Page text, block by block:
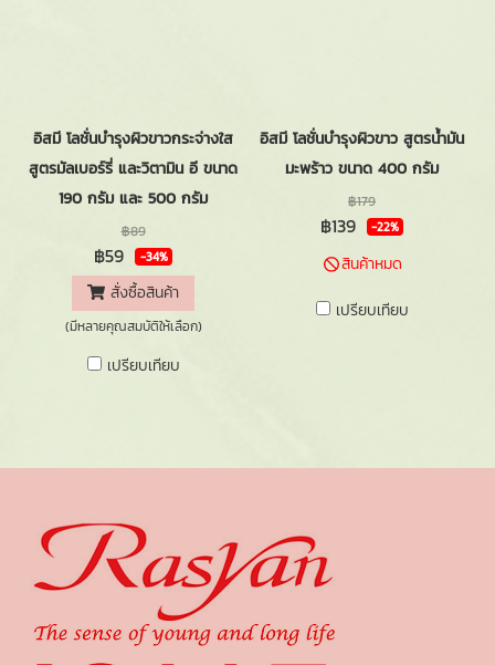
อิสมี โลชั่นบำรุงผิวขาวกระจ่างใส
สูตรมัลเบอร์รี่ และวิตามิน อี ขนาด
190 กรัม และ 500 กรัม
฿89
฿59 -34%
สั่งซื้อสินค้า
(มีหลายคุณสมบัติให้เลือก)
เปรียบเทียบ
อิสมี โลชั่นบำรุงผิวขาว สูตรน้ำมัน
มะพร้าว ขนาด 400 กรัม
฿179
฿139 -22%
สินค้าหมด
เปรียบเทียบ